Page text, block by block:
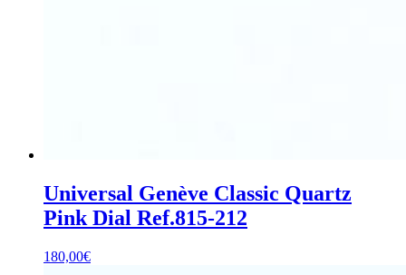
Universal Genève Classic Quartz
Pink Dial Ref.815-212
180,00€